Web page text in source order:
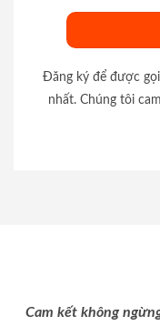
Đăng ký để được
nhất. Chúng tôi
Cam kết không